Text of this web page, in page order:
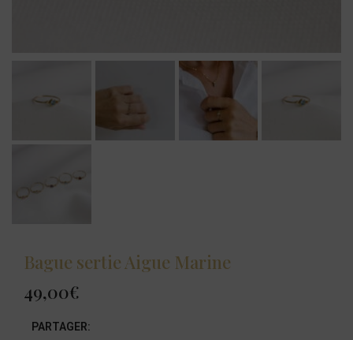
Bague sertie Aigue Marine
49,00€
PARTAGER: